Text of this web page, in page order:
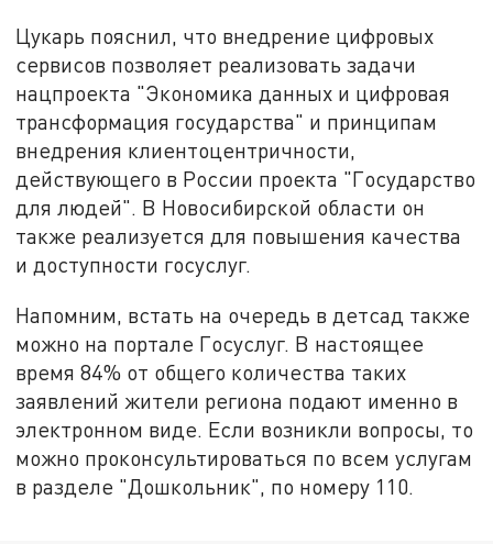
Цукарь пояснил, что внедрение цифровых
сервисов позволяет реализовать задачи
нацпроекта "Экономика данных и цифровая
трансформация государства" и принципам
внедрения клиентоцентричности,
действующего в России проекта "Государство
для людей". В Новосибирской области он
также реализуется для повышения качества
и доступности госуслуг.
Напомним, встать на очередь в детсад также
можно на портале Госуслуг. В настоящее
время 84% от общего количества таких
заявлений жители региона подают именно в
электронном виде. Если возникли вопросы, то
можно проконсультироваться по всем услугам
в разделе "Дошкольник", по номеру 110.